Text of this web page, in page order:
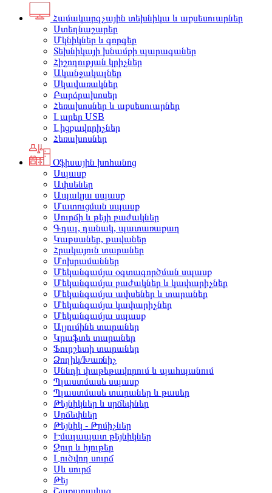
Համակարգչային տեխնիկա և աքսեսուարներ
Ստեղնաշարեր
Մկնիկներ և գորգեր
Տեխնիկայի խնամքի պարագաներ
Հիշողության կրիչներ
Ականջակալներ
Սկավառակներ
Բարձրախոսեր
Հեռախոսներ և աքսեսուարներ
Լարեր USB
Լիցքավորիչներ
Հեռախոսներ
Օֆիսային խոհանոց
Սպասք
Ափսեներ
Ապակյա սպասք
Մատուցման սպասք
Սուրճի և թեյի բաժակներ
Գդալ, դանակ, պատառաքաղ
Կաթսաներ, թավաներ
Հրակայուն տարաներ
Մոխրամաններ
Մեկանգամյա օգտագործման սպասք
Մեկանգամյա բաժակներ և կափարիչներ
Մեկանգամյա ափսեներ և տարաներ
Մեկանգամյա կափարիչներ
Մեկանգամյա սպասք
Ալյումինե տարաներ
Կրաֆտե տարաներ
Ֆուրշետի տարաներ
Ձողիկ/Խառնիչ
Սննդի փաթեթավորում և պահպանում
Պլաստմասե սպասք
Պլաստմասե տարաներ և թասեր
Թեյնիկներ և սրճեփներ
Սրճեփներ
Թեյնիկ - Թրմիչներ
Էմալապատ թեյնիկներ
Ջուր և հյութեր
Լուծվող սուրճ
Սև սուրճ
Թեյ
Շաքարավազ